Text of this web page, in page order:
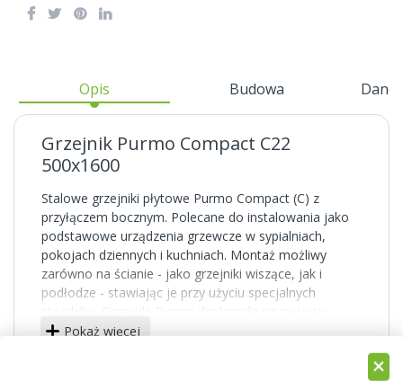
Opis Budowa Dane
Grzejnik Purmo Compact C22
500x1600
Stalowe grzejniki płytowe Purmo Compact (C) z
przyłączem bocznym. Polecane do instalowania jako
podstawowe urządzenia grzewcze w sypialniach,
pokojach dziennych i kuchniach. Montaż możliwy
zarówno na ścianie - jako grzejniki wiszące, jak i
podłodze - stawiając je przy użyciu specjalnych
stojaków. Grzejniki Purmo doskonale uzupełniają
domową instalację grzewczą.
Pokaż więcej